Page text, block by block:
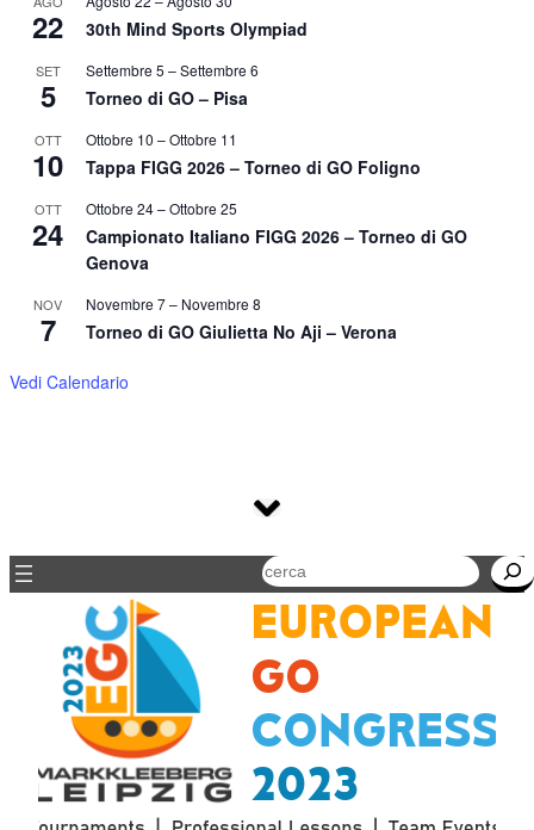
22 30th Mind Sports Olympiad
SET
5
Settembre 5 –Settembre 6
Torneo di GO – Pisa
OTT
10
Ottobre 10 –Ottobre 11
Tappa FIGG 2026 – Torneo di GO Foligno
OTT
24
Ottobre 24–Ottobre 25
Campionato Italiano FIGG 2026 – Torneo di GO
Genova
NOV
7
Novembre 7– Novembre 8
Torneo di GO Giulietta No Aji – Verona
Vedi Calendario
Cerca